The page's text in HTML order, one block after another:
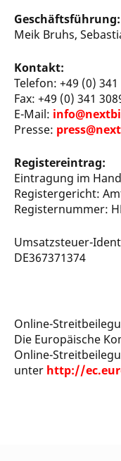
Geschäftsführung:
Meik Bruhs,
Kontakt:
Telefon: +49 (0) 341
Fax: +49 (0) 341
E-Mail:
Presse:
Registereintrag:
Eintragung im
Registergericht:
Registernummer:
Umsatzsteuer-
DE367371374
Online-
Die Europäische
Online-
unter http://